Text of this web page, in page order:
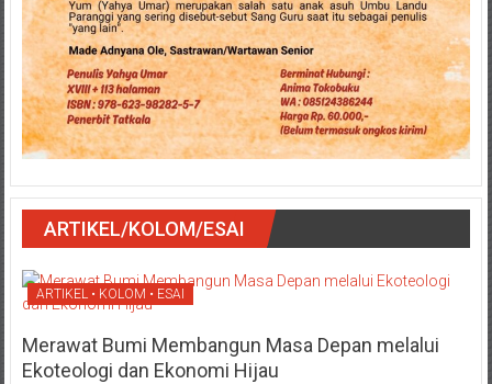
ARTIKEL/KOLOM/ESAI
ARTIKEL • KOLOM • ESAI
Merawat Bumi Membangun Masa Depan melalui
Ekoteologi dan Ekonomi Hijau